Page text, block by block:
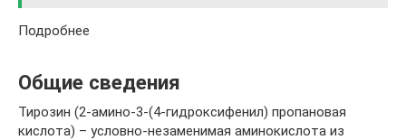
Подробнее
Общие сведения
Тирозин (2-амино-3-(4-гидроксифенил) пропановая
кислота) – условно-незаменимая аминокислота из